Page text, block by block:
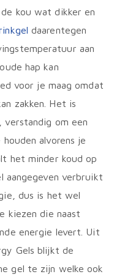
kou wat dikker en
daarentegen
aan
hap kan
voor je maag omdat
zakken. Het is
, verstandig om een
alvorens je
het minder koud op
aangegeven verbruikt
dus is het wel
kiezen die naast
energie levert. Uit
Gels blijkt de
gel te zijn welke ook